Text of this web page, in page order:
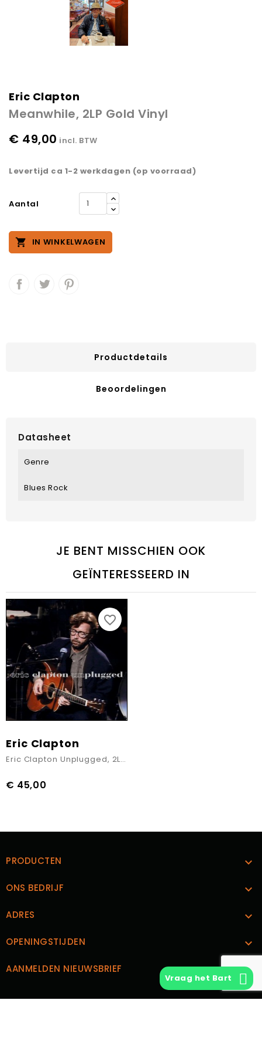
Eric Clapton
Meanwhile, 2LP Gold Vinyl
€ 49,00 incl. BTW
Levertijd ca 1-2 werkdagen (op voorraad)
Aantal
 IN WINKELWAGEN
Productdetails
Beoordelingen
Datasheet
Genre
Blues Rock
JE BENT MISSCHIEN OOK
GEÏNTERESSEERD IN
favorite_border
Eric Clapton
Eric Clapton Unplugged, 2LP versie
Prijs
€ 45,00
PRODUCTEN 
ONS BEDRIJF 
ADRES 
OPENINGSTIJDEN 
AANMELDEN NIEUWSBRIEF 
Vraag het Bart